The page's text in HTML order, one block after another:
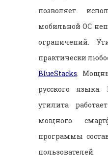
позволяет
мобильной ОС
ограничений.
практически
BlueStacks.
русского языка.
утилита
мощного
программы
пользователей.